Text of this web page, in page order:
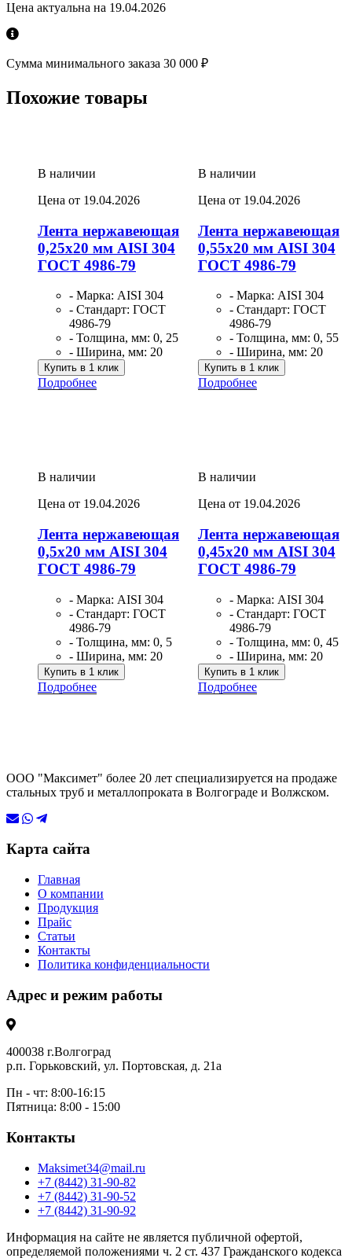
Цена актуальна на 19.04.2026
Сумма минимального заказа 30 000 ₽
Похожие товары
В наличии
Цена от 19.04.2026
Лента нержавеющая
0,25х20 мм AISI 304
ГОСТ 4986-79
- Марка: AISI 304
- Стандарт: ГОСТ
4986-79
- Толщина, мм: 0, 25
- Ширина, мм: 20
Купить в 1 клик
Подробнее
В наличии
Цена от 19.04.2026
Лента нержавеющая
0,55х20 мм AISI 304
ГОСТ 4986-79
- Марка: AISI 304
- Стандарт: ГОСТ
4986-79
- Толщина, мм: 0, 55
- Ширина, мм: 20
Купить в 1 клик
Подробнее
В наличии
Цена от 19.04.2026
Лента нержавеющая
0,5х20 мм AISI 304
ГОСТ 4986-79
- Марка: AISI 304
- Стандарт: ГОСТ
4986-79
- Толщина, мм: 0, 5
- Ширина, мм: 20
Купить в 1 клик
Подробнее
В наличии
Цена от 19.04.2026
Лента нержавеющая
0,45х20 мм AISI 304
ГОСТ 4986-79
- Марка: AISI 304
- Стандарт: ГОСТ
4986-79
- Толщина, мм: 0, 45
- Ширина, мм: 20
Купить в 1 клик
Подробнее
ООО "Максимет" более 20 лет специализируется на продаже
стальных труб и металлопроката в Волгограде и Волжском.
Карта сайта
Главная
О компании
Продукция
Прайс
Статьи
Контакты
Политика конфиденциальности
Адрес и режим работы
400038 г.Волгоград
р.п. Горьковский, ул. Портовская, д. 21а
Пн - чт: 8:00-16:15
Пятница: 8:00 - 15:00
Контакты
Maksimet34@mail.ru
+7 (8442) 31-90-82
+7 (8442) 31-90-52
+7 (8442) 31-90-92
Информация на сайте не является публичной офертой,
определяемой положениями ч. 2 ст. 437 Гражданского кодекса